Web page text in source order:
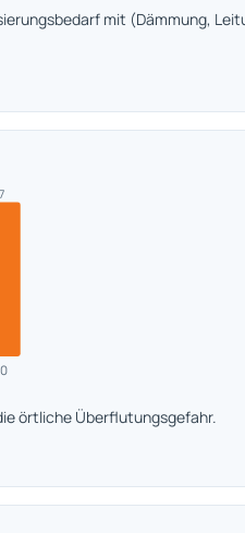
mit (Dämmung,
örtliche Überflutungsgefahr.